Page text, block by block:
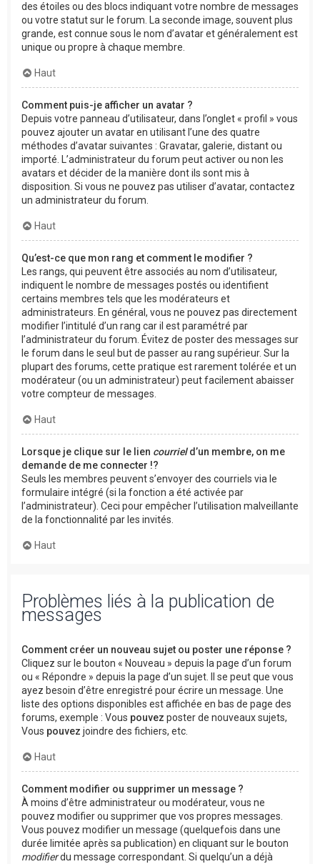
des étoiles ou des blocs indiquant votre nombre de messages
ou votre statut sur le forum. La seconde image, souvent plus
grande, est connue sous le nom d’avatar et généralement est
unique ou propre à chaque membre.
Haut
Comment puis-je afficher un avatar ?
Depuis votre panneau d’utilisateur, dans l’onglet « profil » vous
pouvez ajouter un avatar en utilisant l’une des quatre
méthodes d’avatar suivantes : Gravatar, galerie, distant ou
importé. L’administrateur du forum peut activer ou non les
avatars et décider de la manière dont ils sont mis à
disposition. Si vous ne pouvez pas utiliser d’avatar, contactez
un administrateur du forum.
Haut
Qu’est-ce que mon rang et comment le modifier ?
Les rangs, qui peuvent être associés au nom d’utilisateur,
indiquent le nombre de messages postés ou identifient
certains membres tels que les modérateurs et
administrateurs. En général, vous ne pouvez pas directement
modifier l’intitulé d’un rang car il est paramétré par
l’administrateur du forum. Évitez de poster des messages sur
le forum dans le seul but de passer au rang supérieur. Sur la
plupart des forums, cette pratique est rarement tolérée et un
modérateur (ou un administrateur) peut facilement abaisser
votre compteur de messages.
Haut
Lorsque je clique sur le lien courrield’un membre, on me
demande de me connecter !?
Seuls les membres peuvent s’envoyer des courriels via le
formulaire intégré (si la fonction a été activée par
l’administrateur). Ceci pour empêcher l’utilisation malveillante
de la fonctionnalité par les invités.
Haut
Problèmes liés à la publication de
messages
Comment créer un nouveau sujet ou poster une réponse ?
Cliquez sur le bouton « Nouveau » depuis la page d’un forum
ou « Répondre » depuis la page d’un sujet. Il se peut que vous
ayez besoin d’être enregistré pour écrire un message. Une
liste des options disponibles est affichée en bas de page des
forums, exemple : Vous pouvez poster de nouveaux sujets,
Vous pouvez joindre des fichiers, etc.
Haut
Comment modifier ou supprimer un message ?
À moins d’être administrateur ou modérateur, vous ne
pouvez modifier ou supprimer que vos propres messages.
Vous pouvez modifier un message (quelquefois dans une
durée limitée après sa publication) en cliquant sur le bouton
modifierdu message correspondant. Si quelqu’un a déjà